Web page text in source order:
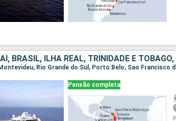
Pensão completa